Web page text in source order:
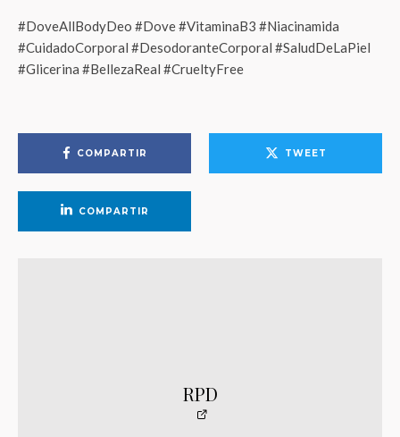
#DoveAllBodyDeo #Dove #VitaminaB3 #Niacinamida
#CuidadoCorporal #DesodoranteCorporal #SaludDeLaPiel
#Glicerina #BellezaReal #CrueltyFree
COMPARTIR TWEET
COMPARTIR
RPD